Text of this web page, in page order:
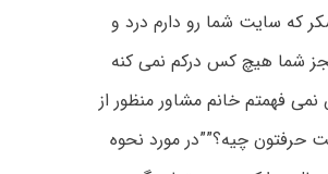
که سایت شما رو دارم درد و
شما هیچ کس درکم نمی کنه
فهمتم خانم مشاور منظور از
حرفتون چیه؟””در مورد نحوه